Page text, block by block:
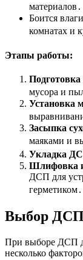
материалов․
Боится
комнатах и
Этапы работы:
мусора и
Установка
Засыпка
маяками и
Укладка
Шлифовка
ДСП для
герметиком․
Выбор ДСП
При выборе ДСП
несколько